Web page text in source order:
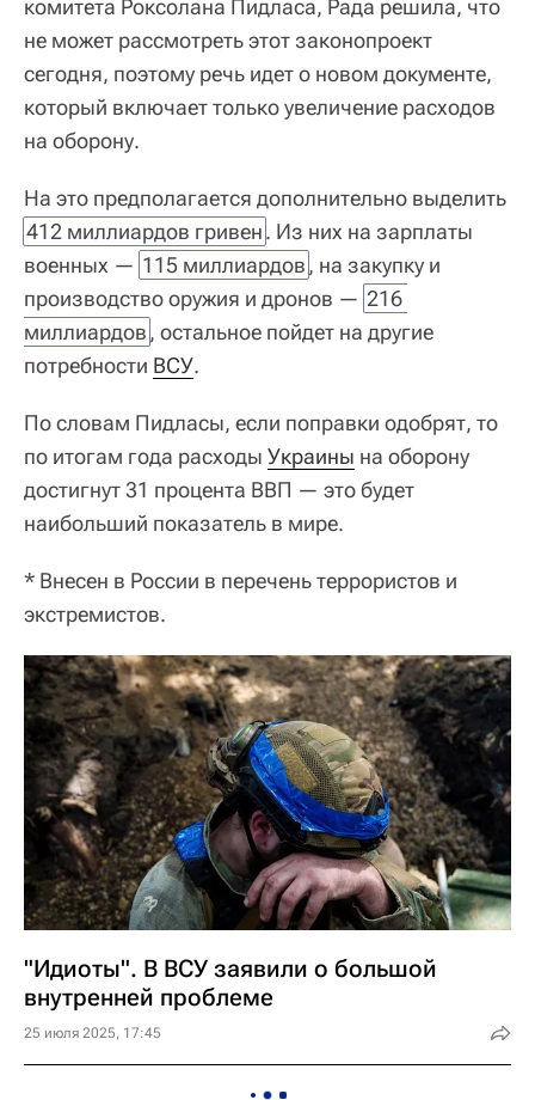
комитета Роксолана Пидласа, Рада решила, что
не может рассмотреть этот законопроект
сегодня, поэтому речь идет о новом документе,
который включает только увеличение расходов
на оборону.
На это предполагается дополнительно выделить
412 миллиардов гривен. Из них на зарплаты
военных — 115 миллиардов, на закупку и
производство оружия и дронов — 216
миллиардов, остальное пойдет на другие
потребности ВСУ.
По словам Пидласы, если поправки одобрят, то
по итогам года расходы Украины на оборону
достигнут 31 процента ВВП — это будет
наибольший показатель в мире.
* Внесен в России в перечень террористов и
экстремистов.
"Идиоты". В ВСУ заявили о большой
внутренней проблеме
25 июля 2025, 17:45